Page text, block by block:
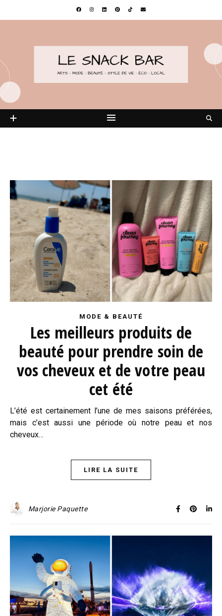
MODE & BEAUTÉ
Les meilleurs produits de
beauté pour prendre soin de
vos cheveux et de votre peau
cet été
L’été est certainement l’une de mes saisons préférées,
mais c’est aussi une période où notre peau et nos
cheveux…
LIRE LA SUITE
Marjorie Paquette